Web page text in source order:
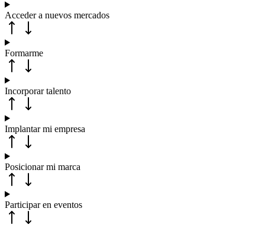
Acceder a nuevos mercados
Formarme
Incorporar talento
Implantar mi empresa
Posicionar mi marca
Participar en eventos